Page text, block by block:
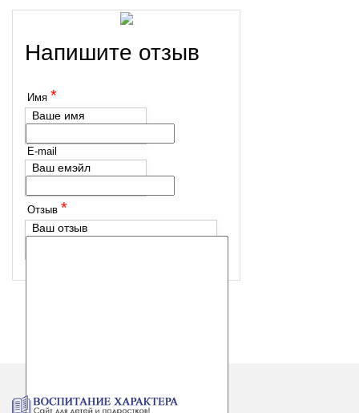
Напишите отзыв
Имя *
Ваше имя
E-mail
Ваш емэйл
Отзыв *
Ваш отзыв